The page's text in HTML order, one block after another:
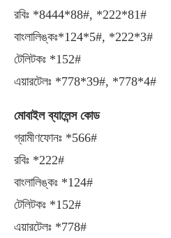
রবিঃ *8444*88#, *222*81#
বাংলালিঙ্কঃ*124*5#, *222*3#
টেলিটকঃ *152#
এয়ারটেলঃ *778*39#, *778*4#
মোবাইল ব্যালেন্স কোড
গ্রামীণফোনঃ *566#
রবিঃ *222#
বাংলালিঙ্কঃ *124#
টেলিটকঃ *152#
এয়ারটেলঃ *778#